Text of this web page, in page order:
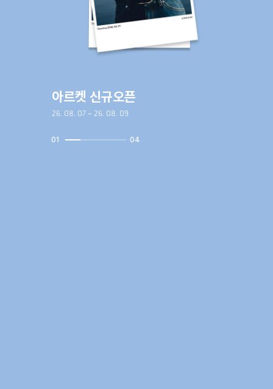
아르켓 신규오픈
26. 08. 07 ~ 26. 08. 09
01 04